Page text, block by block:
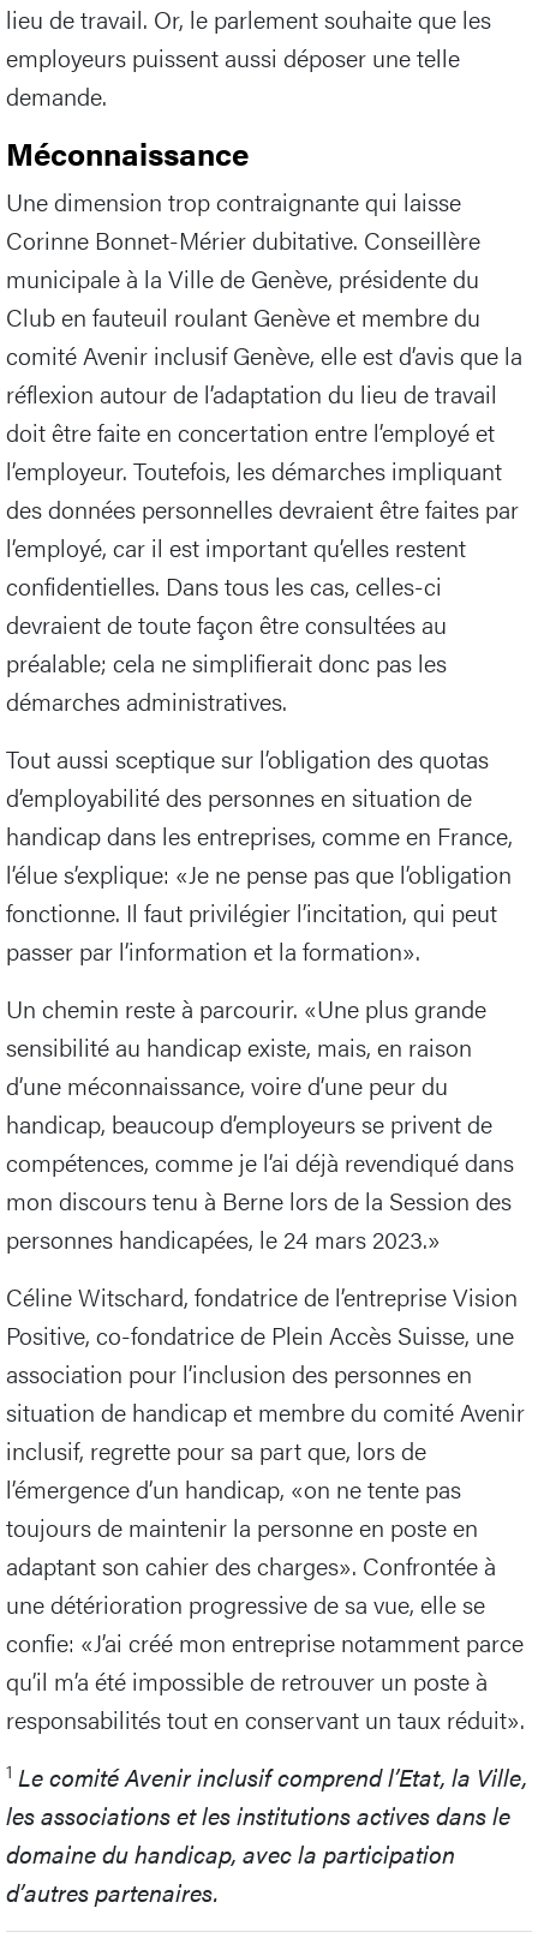
lieu de travail. Or, le parlement souhaite que les
employeurs puissent aussi déposer une telle
demande.
Méconnaissance
Une dimension trop contraignante qui laisse
Corinne Bonnet-Mérier dubitative. Conseillère
municipale à la Ville de Genève, présidente du
Club en fauteuil roulant Genève et membre du
comité Avenir inclusif Genève, elle est d’avis que la
réflexion autour de l’adaptation du lieu de travail
doit être faite en concertation entre l’employé et
l’employeur. Toutefois, les démarches impliquant
des données personnelles devraient être faites par
l’employé, car il est important qu’elles restent
confidentielles. Dans tous les cas, celles-ci
devraient de toute façon être consultées au
préalable; cela ne simplifierait donc pas les
démarches administratives.
Tout aussi sceptique sur l’obligation des quotas
d’employabilité des personnes en situation de
handicap dans les entreprises, comme en France,
l’élue s’explique: «Je ne pense pas que l’obligation
fonctionne. Il faut privilégier l’incitation, qui peut
passer par l’information et la formation».
Un chemin reste à parcourir. «Une plus grande
sensibilité au handicap existe, mais, en raison
d’une méconnaissance, voire d’une peur du
handicap, beaucoup d’employeurs se privent de
compétences, comme je l’ai déjà revendiqué dans
mon discours tenu à Berne lors de la Session des
personnes handicapées, le 24 mars 2023.»
Céline Witschard, fondatrice de l’entreprise Vision
Positive, co-fondatrice de Plein Accès Suisse, une
association pour l’inclusion des personnes en
situation de handicap et membre du comité Avenir
inclusif, regrette pour sa part que, lors de
l’émergence d’un handicap, «on ne tente pas
toujours de maintenir la personne en poste en
adaptant son cahier des charges». Confrontée à
une détérioration progressive de sa vue, elle se
confie: «J’ai créé mon entreprise notamment parce
qu’il m’a été impossible de retrouver un poste à
responsabilités tout en conservant un taux réduit».
1 Le comité Avenir inclusif comprend l’Etat, la Ville,
les associations et les institutions actives dans le
domaine du handicap, avec la participation
d’autres partenaires.